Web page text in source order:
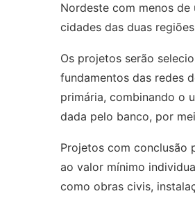
Nordeste com menos
cidades das duas
Os projetos serão
fundamentos das redes
primária, combinando o
dada pelo banco, por
Projetos com conclusão
ao valor mínimo
como obras civis,